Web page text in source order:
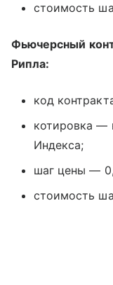
стоимость
Фьючерсный
Рипла:
код
котировка —
Индекса;
шаг цены —
стоимость